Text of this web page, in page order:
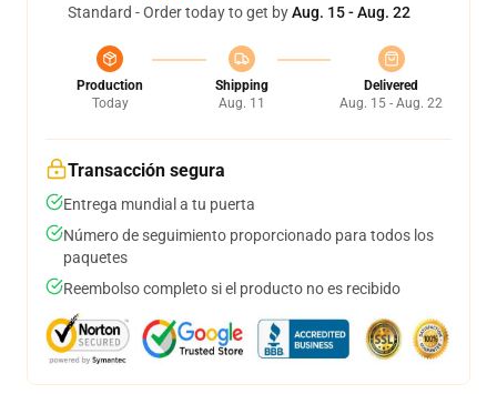
Standard - Order today to get byAug. 15 - Aug. 22
Production
Today
Shipping
Aug. 11
Delivered
Aug. 15 - Aug. 22
Transacción segura
Entrega mundial a tu puerta
Número de seguimiento proporcionado para todos los
paquetes
Reembolso completo si el producto no es recibido